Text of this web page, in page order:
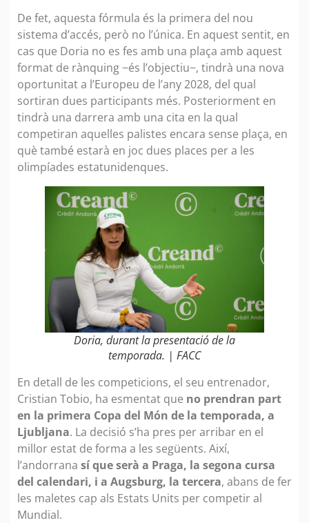
De fet, aquesta fórmula és la primera del nou
sistema d’accés, però no l’única. En aquest sentit, en
cas que Doria no es fes amb una plaça amb aquest
format de rànquing −és l’objectiu−, tindrà una nova
oportunitat a l’Europeu de l’any 2028, del qual
sortiran dues participants més. Posteriorment en
tindrà una darrera amb una cita en la qual
competiran aquelles palistes encara sense plaça, en
què també estarà en joc dues places per a les
olimpíades estatunidenques.
Doria, durant la presentació de la
temporada. | FACC
En detall de les competicions, el seu entrenador,
Cristian Tobio, ha esmentat que no prendran part
en la primera Copa del Món de la temporada, a
Ljubljana. La decisió s’ha pres per arribar en el
millor estat de forma a les següents. Així,
l’andorrana sí que serà a Praga, la segona cursa
del calendari, i a Augsburg, la tercera, abans de fer
les maletes cap als Estats Units per competir al
Mundial.